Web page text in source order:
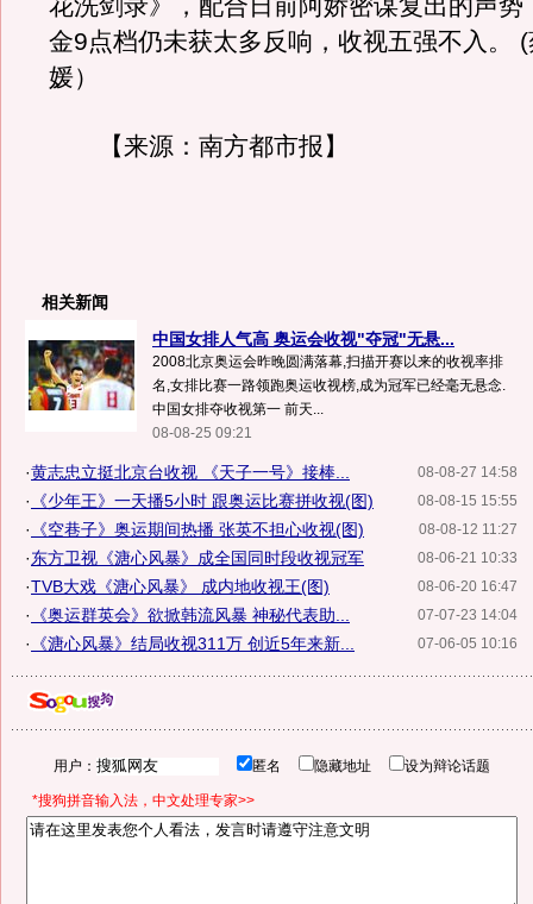
花洗剑录》，配合日前阿娇密谋复出的声势
金9点档仍未获太多反响，收视五强不入。
媛）
【来源：南方都市报】
相关新闻
中国女排人气高 奥运会收视"夺冠"无悬...
2008北京奥运会昨晚圆满落幕,扫描开赛以来的收视率排
名,女排比赛一路领跑奥运收视榜,成为冠军已经毫无悬念.
中国女排夺收视第一 前天...
08-08-25 09:21
08-08-27 14:58
·黄志忠立挺北京台收视 《天子一号》接棒...
08-08-15 15:55
· 《少年王》一天播5小时 跟奥运比赛拼收视(图)
08-08-12 11:27
· 《空巷子》奥运期间热播 张英不担心收视(图)
08-06-21 10:33
·东方卫视《溏心风暴》成全国同时段收视冠军
08-06-20 16:47
·TVB大戏《溏心风暴》 成内地收视王(图)
07-07-23 14:04
· 《奥运群英会》欲掀韩流风暴 神秘代表助...
07-06-05 10:16
· 《溏心风暴》结局收视311万 创近5年来新...
用户： 匿名 隐藏地址 设为辩论话题
*搜狗拼音输入法，中文处理专家>>